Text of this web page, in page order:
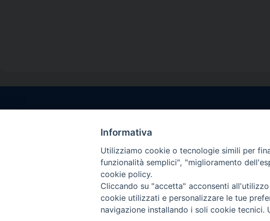
Via Santa Maria della Pietà, 44 –
Sorrento (NA)
tel. 0818781244
Giorni ed Orari Apertura Uffici:
Venerdì ore 09:30 – 12:30
PEC:
Informativa
Utilizziamo cookie o tecnologie simili per
funzionalità semplici", "miglioramento
cookie policy.
Cliccando su "accetta" acconsenti
cookie utilizzati e personalizzare le tue
navigazione installando i soli cookie